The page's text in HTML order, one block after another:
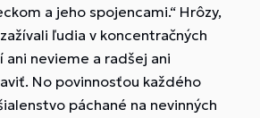
a jeho spojencami.“ Hrôzy,
ľudia v koncentračných
nevieme a radšej ani
No povinnosťou každého
páchané na nevinných